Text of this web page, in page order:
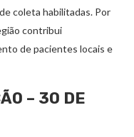
coleta habilitadas. Por
contribui
de pacientes locais e
– 30 DE